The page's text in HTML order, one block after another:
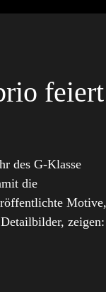
feiert
des G-Klasse
die
Motive,
zeigen: